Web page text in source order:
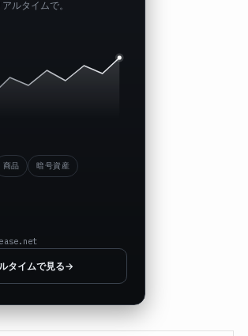
ルタイムで。
商品 暗号資産
タイムで見る→